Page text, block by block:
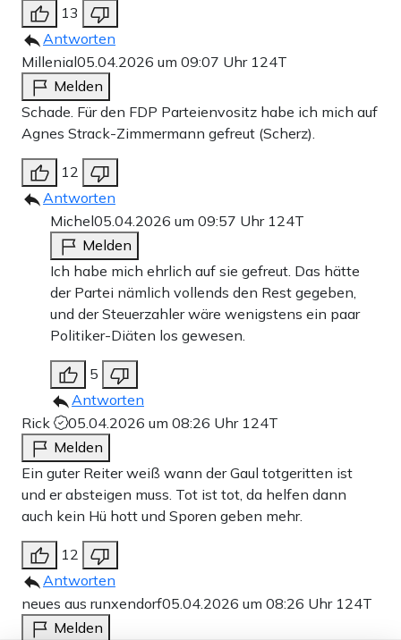
13
Antworten
Millenial05.04.2026 um 09:07 Uhr 124T
Melden
Schade. Für den FDP Parteienvositz habe ich mich auf
Agnes Strack-Zimmermann gefreut (Scherz).
12
Antworten
Michel05.04.2026 um 09:57 Uhr 124T
Melden
Ich habe mich ehrlich auf sie gefreut. Das hätte
der Partei nämlich vollends den Rest gegeben,
und der Steuerzahler wäre wenigstens ein paar
Politiker-Diäten los gewesen.
5
Antworten
Rick
05.04.2026 um 08:26 Uhr 124T
Melden
Ein guter Reiter weiß wann der Gaul totgeritten ist
und er absteigen muss. Tot ist tot, da helfen dann
auch kein Hü hott und Sporen geben mehr.
12
Antworten
neues aus runxendorf05.04.2026 um 08:26 Uhr 124T
Melden